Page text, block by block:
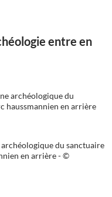
entre en
archéologique du sanctuaire
en arrière - ©